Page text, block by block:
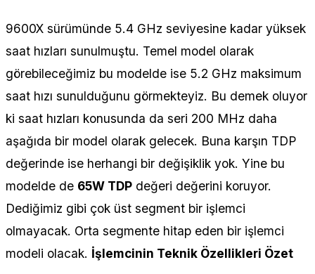
9600X sürümünde 5.4 GHz seviyesine kadar yüksek
saat hızları sunulmuştu. Temel model olarak
görebileceğimiz bu modelde ise 5.2 GHz maksimum
saat hızı sunulduğunu görmekteyiz. Bu demek oluyor
ki saat hızları konusunda da seri 200 MHz daha
aşağıda bir model olarak gelecek. Buna karşın TDP
değerinde ise herhangi bir değişiklik yok. Yine bu
modelde de 65W TDP değeri değerini koruyor.
Dediğimiz gibi çok üst segment bir işlemci
olmayacak. Orta segmente hitap eden bir işlemci
modeli olacak. İşlemcinin Teknik Özellikleri Özet